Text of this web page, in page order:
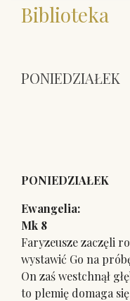
Biblioteka
PONIEDZIAŁEK
PONIEDZIAŁEK
Mk 8
Faryzeusze zaczęli
wystawić Go na
On zaś westchnął
to plemię domaga